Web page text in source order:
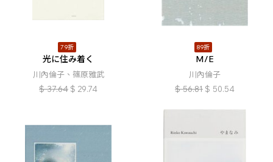
79折
光に住み着く
川內倫子、篠原雅武
$ 37.64 $ 29.74
89折
M/E
川內倫子
$ 56.81 $ 50.54